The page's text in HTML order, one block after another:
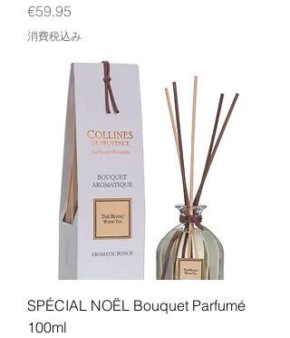
価格
€59.95
消費税込み
SPÉCIAL NOËL Bouquet Parfumé
100ml